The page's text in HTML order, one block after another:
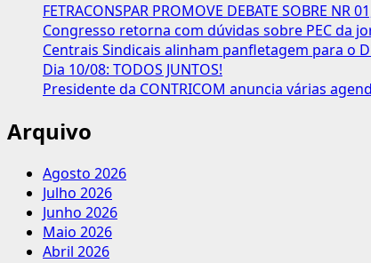
FETRACONSPAR PROMOVE DEBATE SOBRE NR
Congresso retorna com dúvidas sobre PEC da
Centrais Sindicais alinham panfletagem para o
Dia 10/08: TODOS JUNTOS!
Presidente da CONTRICOM anuncia várias
Arquivo
Agosto 2026
Julho 2026
Junho 2026
Maio 2026
Abril 2026